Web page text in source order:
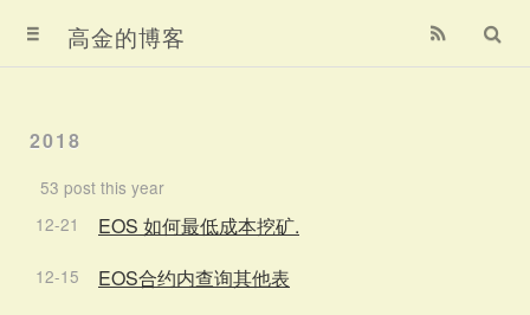
高金的博客
2018
53 post this year
12-21
EOS 如何最低成本挖矿.
12-15 EOS合约内查询其他表
首页
关于我
赞赏我